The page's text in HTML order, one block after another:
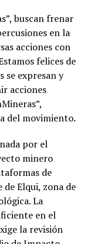
buscan frenar
en la
acciones con
felices de
se expresan y
acciones
del movimiento.
por el
minero
de
Elqui, zona de
La
en el
la revisión